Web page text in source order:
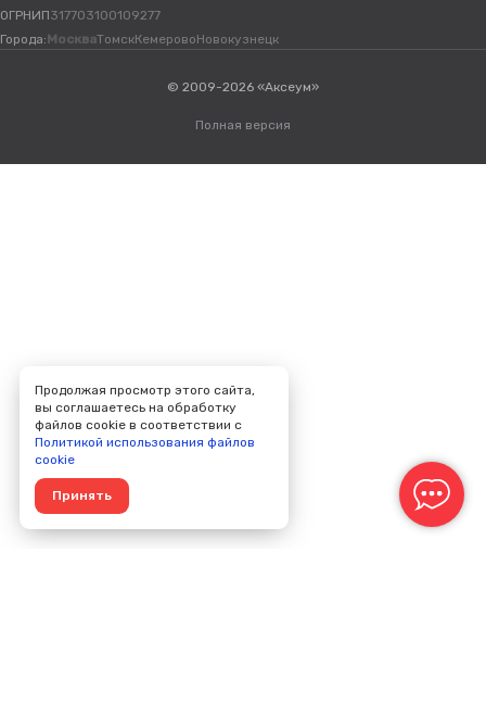
ОГРНИП317703100109277
Города: МоскваТомскКемеровоНовокузнецк
© 2009-2026 «Аксеум»
Полная версия
Продолжая просмотр этого сайта,
вы соглашаетесь на обработку
файлов cookie в соответствии с
Политикой использования файлов
cookie
Принять